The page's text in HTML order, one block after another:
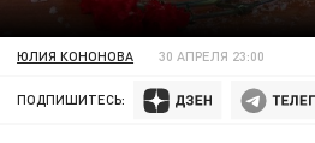
ЮЛИЯ КОНОНОВА 30 АПРЕЛЯ 23:00
ПОДПИШИТЕСЬ: